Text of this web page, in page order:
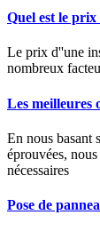
Quel est le
Le prix d''une
nombreux
Les meilleures
En nous basant
éprouvées,
nécessaires
Pose de